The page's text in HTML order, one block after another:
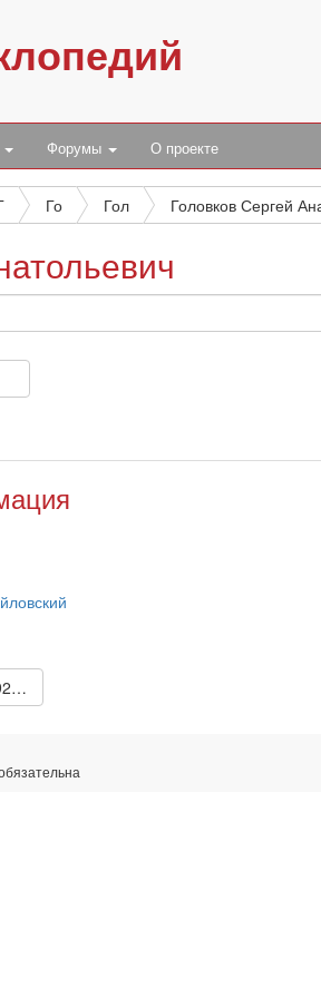
Форумы О проекте
Го Гол
http://www.patriarchia.ru/db/text/38920.html